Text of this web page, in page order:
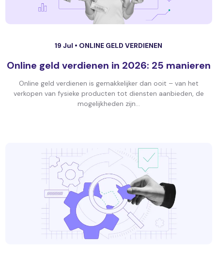
19 Jul • ONLINE GELD VERDIENEN
Online geld verdienen in 2026: 25 manieren
Online geld verdienen is gemakkelijker dan ooit – van het
verkopen van fysieke producten tot diensten aanbieden, de
mogelijkheden zijn...